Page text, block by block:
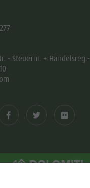
- Steuernr. + Handelsreg.-